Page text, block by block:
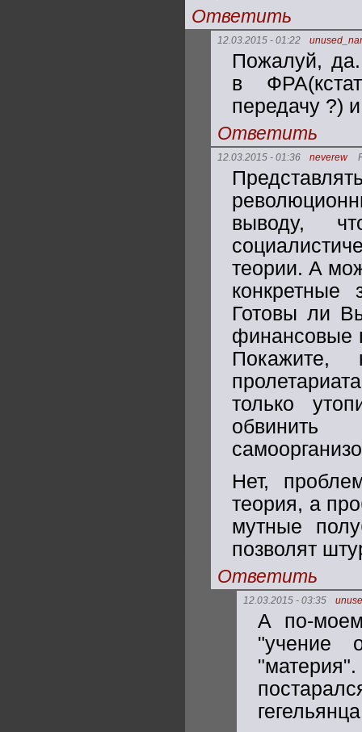
Ответить
12.03.2015 - 01:22
Пожалуй,
в
передачу ?)
Ответить
12.03.2015 - 01:36 neverew
выводу,
теории. А
конкретные
Готовы ли
финансовые
Покажите,
только
Нет,
теория, а
мутные
позволят
Ответить
12.03.2015 - 03:35
А по-
"учение